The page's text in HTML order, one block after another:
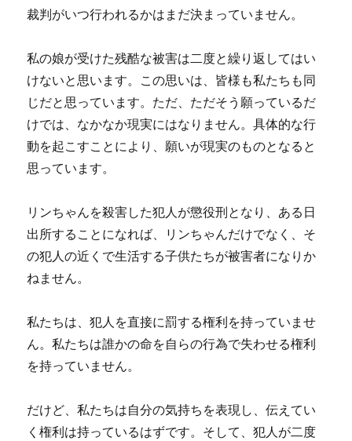
裁判がいつ行われるかはまだ決まっていません。
私の娘が受けた残酷な被害は二度と繰り返してはい
けないと思います。この思いは、皆様も私たちも同
じだと思っています。ただ、ただそう願っているだ
けでは、なかなか現実にはなりません。具体的な行
動を起こすことにより、願いが現実のものとなると
思っています。
リンちゃんを殺害した犯人が懲役刑となり、ある日
出所することになれば、リンちゃんだけでなく、そ
の犯人の近くで生活する子供たちが被害者になりか
ねません。
私たちは、犯人を直接に罰する権利を持っていませ
ん。私たちは誰かの命を自らの行為で失わせる権利
を持っていません。
だけど、私たちは自分の気持ちを表現し、伝えてい
く権利は持っているはずです。そして、犯人が二度